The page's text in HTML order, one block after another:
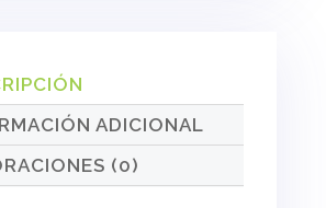
ADICIONAL
(0)